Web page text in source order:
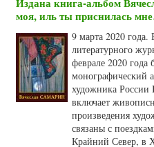
моя, иль ты приснилась
9 марта 2020 года.
литературного
феврале 2020 года
монографический
художника
включает
произведения
связаны с
Крайний Север, в